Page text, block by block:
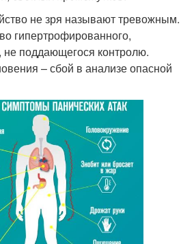
не зря называют тревожным.
гипертрофированного,
не поддающегося контролю.
– сбой в анализе опасной